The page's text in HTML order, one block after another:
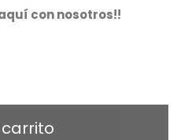
con nosotros!!